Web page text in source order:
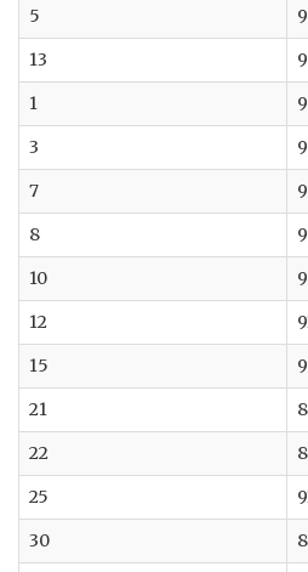
5
13
1
3
7
8
10
12
15
21
22
25
30